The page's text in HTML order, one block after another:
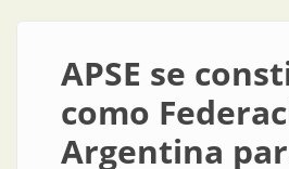
APSE se
como
Argentina